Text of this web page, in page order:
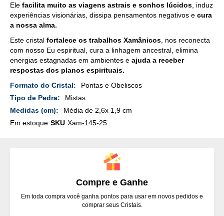
Ele facilita muito as viagens astrais e sonhos lúcidos , induz
experiências visionárias, dissipa pensamentos negativos e cura
a nossa alma.
Este cristal fortalece os trabalhos Xamânicos , nos reconecta
com nosso Eu espiritual, cura a linhagem ancestral, elimina
energias estagnadas em ambientes e ajuda a receber
respostas dos planos espirituais.
Mais
Detalhes
Pontas e Obeliscos
Mistas
Média de 2,6x 1,9 cm
Em estoque SKU Xam-145-25
Compre e Ganhe
Em toda compra você ganha pontos para usar em novos pedidos e
comprar seus Cristais.